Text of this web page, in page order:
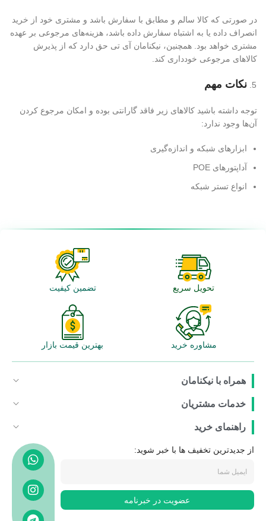
در صورتی که کالا سالم و مطابق با سفارش باشد و مشتری خود از خرید
انصراف داده یا به اشتباه سفارش داده باشد، هزینه‌های مرجوعی بر عهده
مشتری خواهد بود. همچنین، نیکنامان آی تی حق دارد که از پذیرش
کالاهای مرجوعی خودداری کند.
نکات مهم
توجه داشته باشید کالاهای زیر فاقد گارانتی بوده و امکان مرجوع کردن
آن‌ها وجود ندارد:
ابزارهای شبکه و اندازه‌گیری
آداپتورهای POE
انواع تستر شبکه
تحویل سریع تضمین کیفیت
مشاوره خرید بهترین قیمت بازار
همراه با نیکنامان
خدمات مشتریان
راهنمای خرید
از جدیدترین تخفیف ها با خبر شوید:
عضویت در خبرنامه